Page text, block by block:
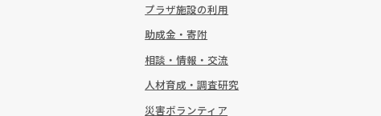
プラザ施設の利用
助成金・寄附
相談・情報・交流
人材育成・調査研究
災害ボランティア